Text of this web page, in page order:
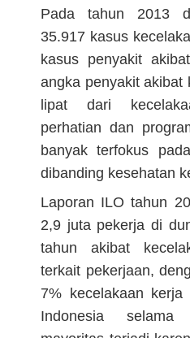
Pada tahun 2013
35.917 kasus
kasus penyakit
angka penyakit akibat
lipat dari
perhatian dan
banyak terfokus
dibanding kesehatan
Laporan ILO tahun
2,9 juta pekerja di
tahun akibat
terkait pekerjaan,
7% kecelakaan
Indonesia selama